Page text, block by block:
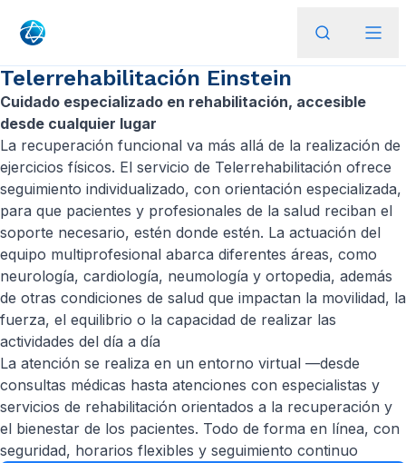
Telerrehabilitación Einstein
Cuidado especializado en rehabilitación, accesible
desde cualquier lugar
La recuperación funcional va más allá de la realización de
ejercicios físicos. El servicio de Telerrehabilitación ofrece
seguimiento individualizado, con orientación especializada,
para que pacientes y profesionales de la salud reciban el
soporte necesario, estén donde estén. La actuación del
equipo multiprofesional abarca diferentes áreas, como
neurología, cardiología, neumología y ortopedia, además
de otras condiciones de salud que impactan la movilidad, la
fuerza, el equilibrio o la capacidad de realizar las
actividades del día a día
La atención se realiza en un entorno virtual —desde
consultas médicas hasta atenciones con especialistas y
servicios de rehabilitación orientados a la recuperación y
el bienestar de los pacientes. Todo de forma en línea, con
seguridad, horarios flexibles y seguimiento continuo